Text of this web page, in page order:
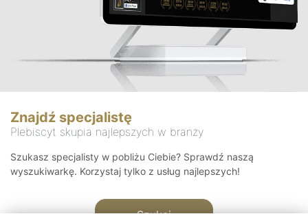
Znajdź specjalistę
Plebiscyt skupia najlepszych w branży
Szukasz specjalisty w pobliżu Ciebie? Sprawdź naszą
wyszukiwarkę. Korzystaj tylko z usług najlepszych!